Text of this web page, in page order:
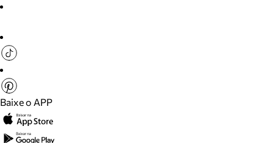
Baixe o APP